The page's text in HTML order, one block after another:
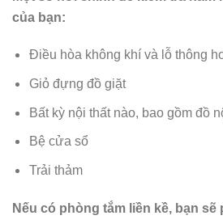
của bạn:
Điều hòa không khí và lỗ thông
Giỏ đựng đồ giặt
Bất kỳ nội thất nào, bao gồm đồ
Bệ cửa sổ
Trải thảm
Nếu có phòng tắm liền kề, bạn sẽ